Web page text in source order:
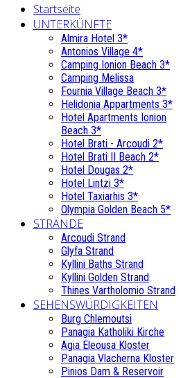
Startseite
UNTERKÜNFTE
Almira Hotel 3*
Antonios Village 4*
Camping Ionion Beach 3*
Camping Melissa
Fournia Village Beach 3*
Helidonia Appartments 3*
Hotel Apartments Ionion
Beach 3*
Hotel Brati - Αrcoudi 2*
Hotel Brati II Beach 2*
Hotel Dougas 2*
Hotel Lintzi 3*
Hotel Taxiarhis 3*
Olympia Golden Beach 5*
STRÄNDE
Arcoudi Strand
Glyfa Strand
Kyllini Baths Strand
Kyllini Golden Strand
Thines Vartholomio Strand
SEHENSWÜRDIGKEITEN
Burg Chlemoutsi
Panagia Katholiki Kirche
Agia Eleousa Kloster
Panagia Vlacherna Kloster
Pinios Dam & Reservoir